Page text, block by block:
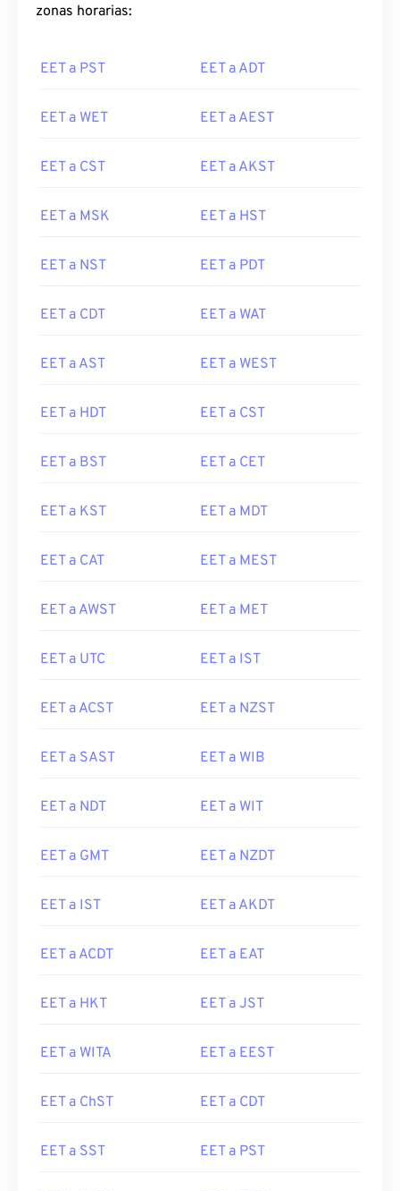
zonas horarias:
EET a PST EET a ADT
EET a WET EET a AEST
EET a CST EET a AKST
EET a MSK EET a HST
EET a NST EET a PDT
EET a CDT EET a WAT
EET a AST EET a WEST
EET a HDT EET a CST
EET a BST EET a CET
EET a KST EET a MDT
EET a CAT EET a MEST
EET a AWST EET a MET
EET a UTC EET a IST
EET a ACST EET a NZST
EET a SAST EET a WIB
EET a NDT EET a WIT
EET a GMT EET a NZDT
EET a IST EET a AKDT
EET a ACDT EET a EAT
EET a HKT EET a JST
EET a WITA EET a EEST
EET a ChST EET a CDT
EET a SST EET a PST